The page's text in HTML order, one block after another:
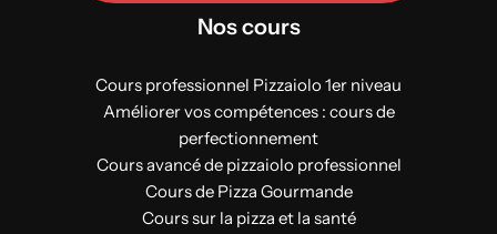
Nos cours
Cours professionnel Pizzaiolo 1er niveau
Améliorer vos compétences : cours de
perfectionnement
Cours avancé de pizzaiolo professionnel
Cours de Pizza Gourmande
Cours sur la pizza et la santé